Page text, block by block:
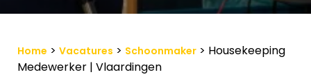
Home > Vacatures > Schoonmaker > Housekeeping
Medewerker | Vlaardingen
Mijn profiel
Bewaarde vacatures